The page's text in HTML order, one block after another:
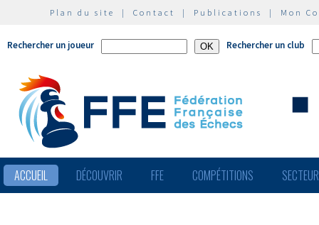
Plan du site | Contact | Publications | Mon
Rechercher un joueur Rechercher un club
ACCUEIL DÉCOUVRIR FFE COMPÉTITIONS